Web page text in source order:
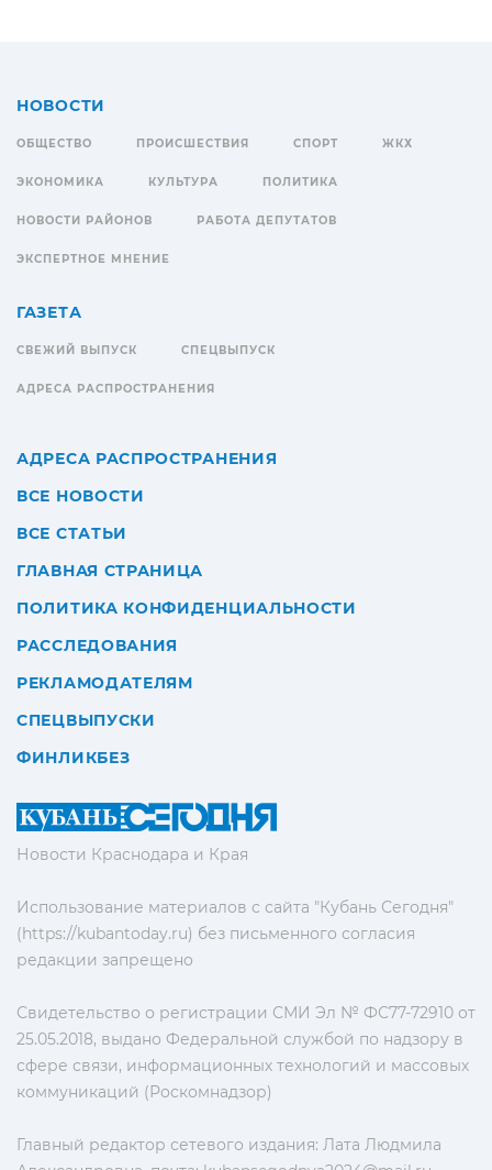
Новости Краснодара и Края
Использование материалов с сайта "Кубань Сегодня"
(https://kubantoday.ru) без письменного согласия
редакции запрещено
Свидетельство о регистрации СМИ Эл № ФС77-72910 от
25.05.2018, выдано Федеральной службой по надзору в
сфере связи, информационных технологий и массовых
коммуникаций (Роскомнадзор)
Главный редактор сетевого издания: Лата Людмила
НОВОСТИ
ОБЩЕСТВО ПРОИСШЕСТВИЯ СПОРТ ЖКХ
ЭКОНОМИКА КУЛЬТУРА ПОЛИТИКА
НОВОСТИ РАЙОНОВ РАБОТА ДЕПУТАТОВ
ЭКСПЕРТНОЕ МНЕНИЕ
ГАЗЕТА
СВЕЖИЙ ВЫПУСК СПЕЦВЫПУСК
АДРЕСА РАСПРОСТРАНЕНИЯ
АДРЕСА РАСПРОСТРАНЕНИЯ
ВСЕ НОВОСТИ
ВСЕ СТАТЬИ
ГЛАВНАЯ СТРАНИЦА
ПОЛИТИКА КОНФИДЕНЦИАЛЬНОСТИ
РАССЛЕДОВАНИЯ
РЕКЛАМОДАТЕЛЯМ
СПЕЦВЫПУСКИ
ФИНЛИКБЕЗ